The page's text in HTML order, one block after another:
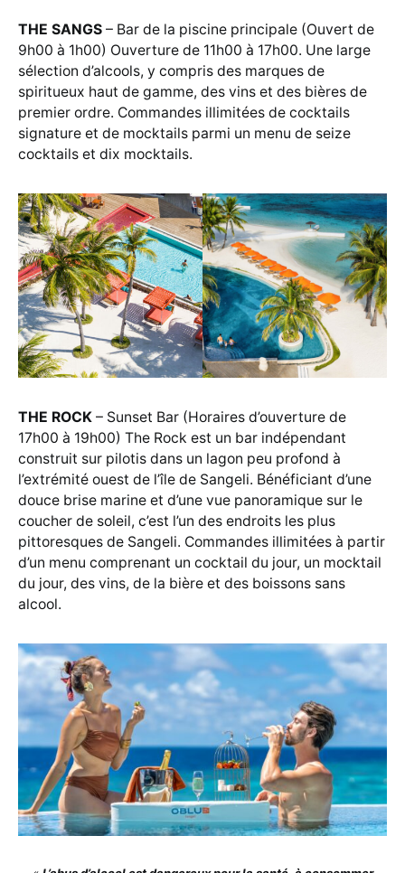
THE SANGS – Bar de la piscine principale (Ouvert de
9h00 à 1h00) Ouverture de 11h00 à 17h00. Une large
sélection d’alcools, y compris des marques de
spiritueux haut de gamme, des vins et des bières de
premier ordre. Commandes illimitées de cocktails
signature et de mocktails parmi un menu de seize
cocktails et dix mocktails.
THE ROCK – Sunset Bar (Horaires d’ouverture de
17h00 à 19h00) The Rock est un bar indépendant
construit sur pilotis dans un lagon peu profond à
l’extrémité ouest de l’île de Sangeli. Bénéficiant d’une
douce brise marine et d’une vue panoramique sur le
coucher de soleil, c’est l’un des endroits les plus
pittoresques de Sangeli. Commandes illimitées à partir
d’un menu comprenant un cocktail du jour, un mocktail
du jour, des vins, de la bière et des boissons sans
alcool.